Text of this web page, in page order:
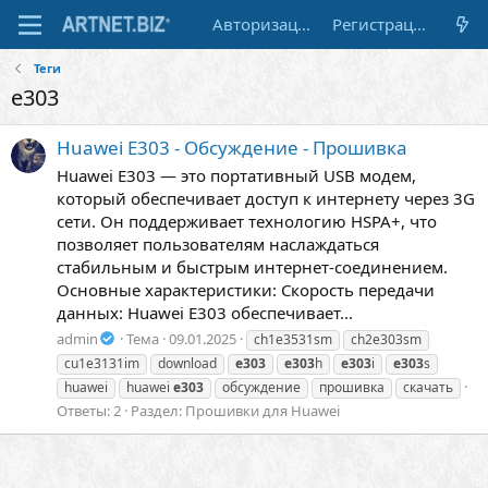
Авторизация Регистрация
Теги
e303
Huawei E303 - Обсуждение - Прошивка
Huawei E303 — это портативный USB модем,
который обеспечивает доступ к интернету через 3G
сети. Он поддерживает технологию HSPA+, что
позволяет пользователям наслаждаться
стабильным и быстрым интернет-соединением.
Основные характеристики: Скорость передачи
данных: Huawei E303 обеспечивает...
admin Тема 09.01.2025 ch1e3531sm
ch2e303sm
cu1e3131im
download e303 e303h e303i e303s
huawei
huawei e303 обсуждение прошивка скачать
Ответы: 2 Раздел: Прошивки для Huawei